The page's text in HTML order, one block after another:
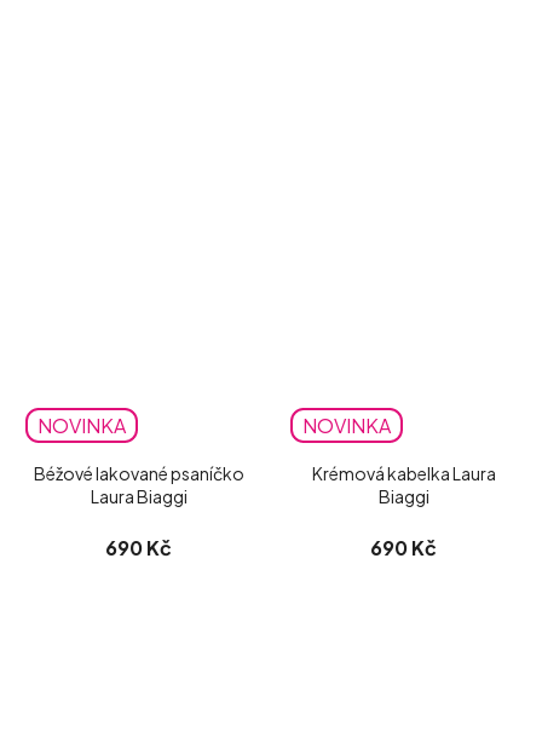
NOVINKA
Béžové lakované psaníčko
Laura Biaggi
690 Kč
NOVINKA
Krémová kabelka Laura
Biaggi
690 Kč